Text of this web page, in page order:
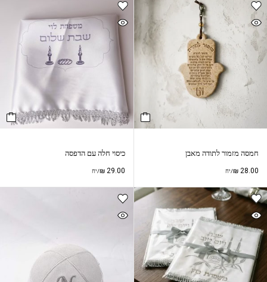
חמסה מזמור לתודה מאבן
₪ 28.00 /יח
כיסוי חלה עם הדפסה
₪29.00 /יח